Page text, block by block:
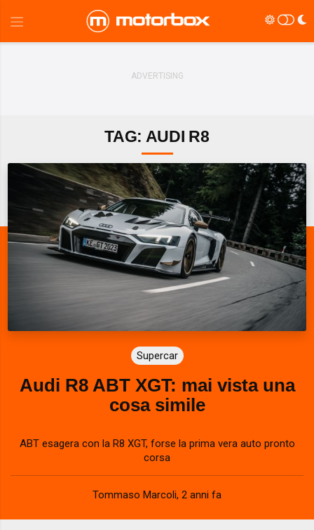
TAG: AUDI R8
Supercar
Audi R8 ABT XGT: mai vista una
cosa simile
ABT esagera con la R8 XGT, forse la prima vera auto pronto
corsa
Tommaso Marcoli, 2 anni fa